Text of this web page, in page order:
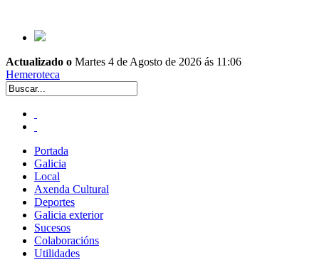
Actualizado o Martes 4 de Agosto de 2026 ás 11:06
Hemeroteca
Portada
Galicia
Local
Axenda Cultural
Deportes
Galicia exterior
Sucesos
Colaboracións
Utilidades